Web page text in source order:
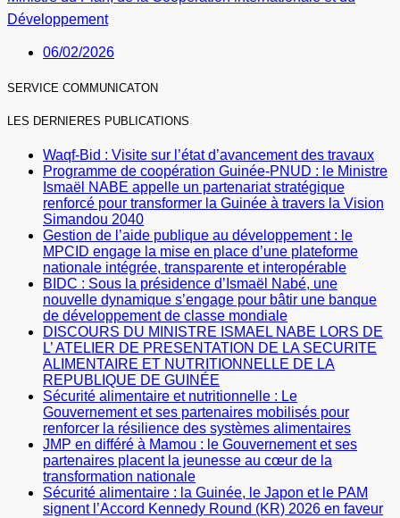
Développement
06/02/2026
SERVICE COMMUNICATON
LES DERNIERES PUBLICATIONS
Waqf-Bid : Visite sur l’état d’avancement des travaux
Programme de coopération Guinée-PNUD : le Ministre
Ismaël NABE appelle un partenariat stratégique
renforcé pour transformer la Guinée à travers la Vision
Simandou 2040
Gestion de l’aide publique au développement : le
MPCID engage la mise en place d’une plateforme
nationale intégrée, transparente et interopérable
BIDC : Sous la présidence d’Ismaël Nabé, une
nouvelle dynamique s’engage pour bâtir une banque
de développement de classe mondiale
DISCOURS DU MINISTRE ISMAEL NABE LORS DE
L’ ATELIER DE PRESENTATION DE LA SECURITE
ALIMENTAIRE ET NUTRITIONNELLE DE LA
REPUBLIQUE DE GUINÉE
Sécurité alimentaire et nutritionnelle : Le
Gouvernement et ses partenaires mobilisés pour
renforcer la résilience des systèmes alimentaires
JMP en différé à Mamou : le Gouvernement et ses
partenaires placent la jeunesse au cœur de la
transformation nationale
Sécurité alimentaire : la Guinée, le Japon et le PAM
signent l’Accord Kennedy Round (KR) 2026 en faveur